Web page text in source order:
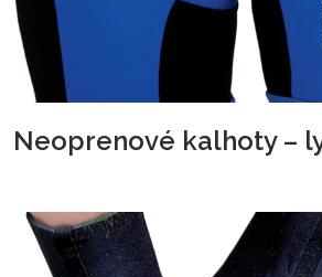
Neoprenové kalhoty –